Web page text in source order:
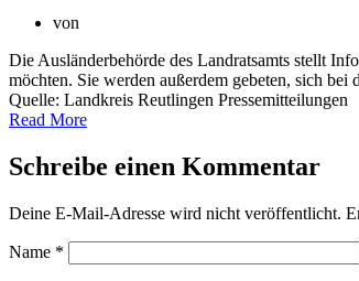
von
Die Ausländerbehörde des Landratsamts stellt
möchten. Sie werden außerdem gebeten, sich
Quelle: Landkreis Reutlingen Pressemitteilungen
Read More
Schreibe einen Kommentar
Deine E-Mail-Adresse wird nicht veröffentlicht.
Name *